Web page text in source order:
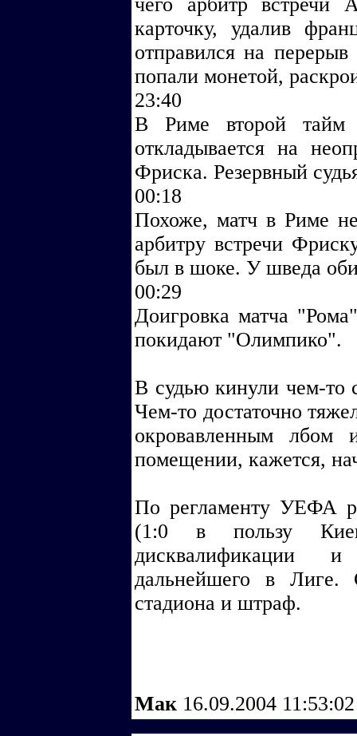
карточку, удалив
отправился на
попали монетой,
23:40
В Риме второй
откладывается на
Фриска. Резервный
00:18
Похоже, матч в Риме
арбитру встречи
был в шоке. У шведа
00:29
Доигровка матча
покидают "Олимпико".
В судью кинули чем-то
Чем-то достаточно
окровавленным лбом
помещении, кажется,
По регламенту УЕФА
(1:0 в пользу
дисквалификации
дальнейшего в Лиге.
стадиона и штраф.
Мак 16.09.2004